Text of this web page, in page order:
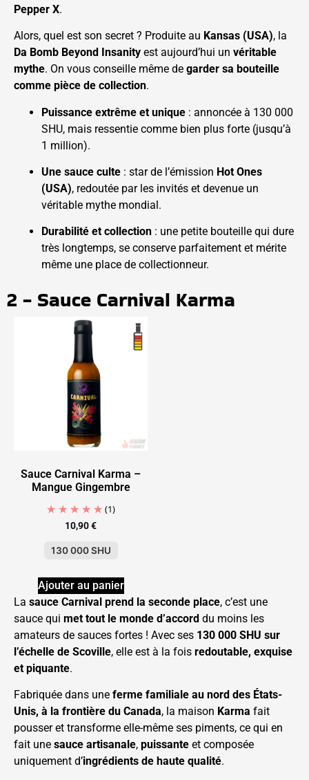
Pepper X.
Alors, quel est son secret ? Produite au Kansas (USA), la
Da Bomb Beyond Insanity est aujourd’hui un véritable
mythe. On vous conseille même de garder sa bouteille
comme pièce de collection.
Puissance extrême et unique : annoncée à 130 000
SHU, mais ressentie comme bien plus forte (jusqu’à
1 million).
Une sauce culte : star de l’émission Hot Ones
(USA), redoutée par les invités et devenue un
véritable mythe mondial.
Durabilité et collection : une petite bouteille qui dure
très longtemps, se conserve parfaitement et mérite
même une place de collectionneur.
2 - Sauce Carnival Karma
Sauce Carnival Karma –
Mangue Gingembre
(1)
10,90€
130 000 SHU
Ajouter au panier
La sauce Carnival prend la seconde place, c’est une
sauce qui met tout le monde d’accord du moins les
amateurs de sauces fortes ! Avec ses 130 000 SHU sur
l’échelle de Scoville, elle est à la fois redoutable, exquise
et piquante.
Fabriquée dans une ferme familiale au nord des États-
Unis, à la frontière du Canada, la maison Karma fait
pousser et transforme elle-même ses piments, ce qui en
fait une sauce artisanale, puissante et composée
uniquement d’ingrédients de haute qualité.